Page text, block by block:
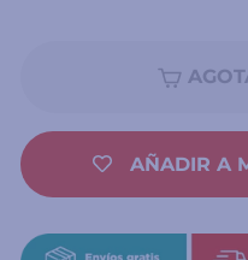
AÑADIR A